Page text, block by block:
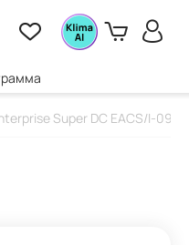
Super DC EACS/I-